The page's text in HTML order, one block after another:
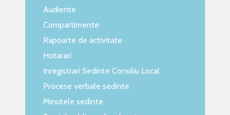
Audiente
Compartimente
Rapoarte de activitate
Hotarari
Inregistrari Sedinte Consiliu Local
Procese verbale sedinte
Minutele sedinte